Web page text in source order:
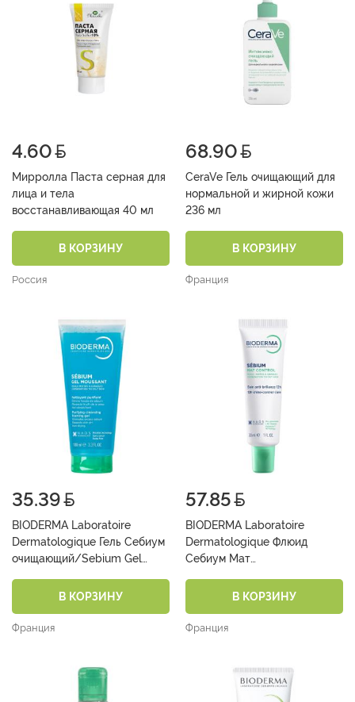
4.60
Мирролла Паста серная для
лица и тела
восстанавливающая 40 мл
В КОРЗИНУ
Россия
68.90
CeraVe Гель очищающий для
нормальной и жирной кожи
236 мл
В КОРЗИНУ
Франция
35.39
BIODERMA Laboratoire
Dermatologique Гель Себиум
очищающий/Sebium Gel
В КОРЗИНУ
Франция
57.85
BIODERMA Laboratoire
Dermatologique Флюид
Себиум Мат
Control 30 млВ КОРЗИНУ
Франция